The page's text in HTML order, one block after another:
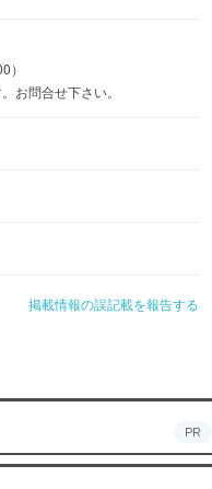
）
お問合せ下さい。
掲載情報の誤記載を報告する
PR